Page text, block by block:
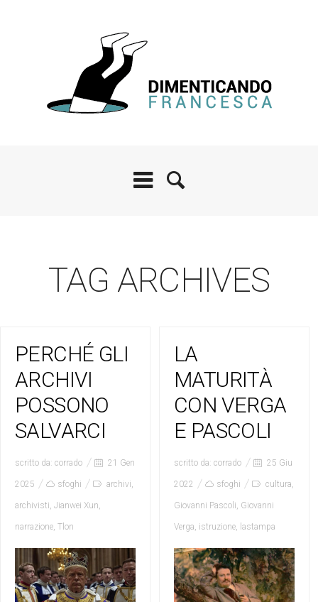
TAG ARCHIVES
PERCHÉ GLI
ARCHIVI
POSSONO
SALVARCI
scritto da: corrado 21 Gen
2025 sfoghi archivi,
archivisti, Jianwei Xun,
narrazione, Tlon
LA
MATURITÀ
CON VERGA
E PASCOLI
scritto da: corrado 25 Giu
2022 sfoghi cultura,
Giovanni Pascoli, Giovanni
Verga, istruzione, lastampa